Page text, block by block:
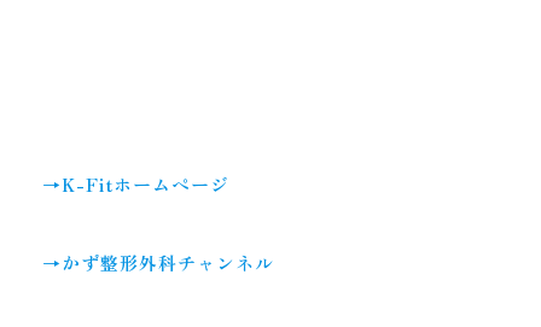
→K-Fitホームページ
→かず整形外科チャンネル